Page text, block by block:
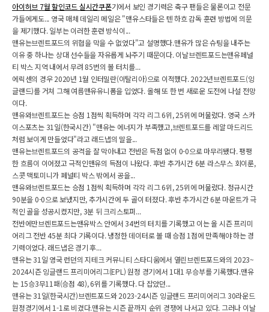
아이허브 7월 할인코드 실시간쿠폰기에서 보인 경기력은 축구 팬들은 물론이고 전문
가들에게도... 영국 매체 데일리 메일은 "맨유스타들은 텐 하흐 감독 훈련 방법에 의문
을 제기했다. 일부는 이러한 훈련 방식이...
맨유는브렌트포드의 위협을 막을 수 없었다"고 설명했다.맨유가 많은 슈팅을 내주는
이유 중 하나는 상대 선수들을 자유롭게 놔주기 때문이다. 이날브렌트포드는맨유페널
티 박스 지역 내에서 무려 85번의 볼 터치를...
에릭센의 경우 2020년 1월 인터밀란(이탈리아)으로 이적했다. 2022년브렌트포드(잉
글랜드)를 거쳐 그해 여름맨유유니폼을 입었다. 올해 또 한 번 새로운 도전에 나설 전망
이다.
맨유와브렌트포드는 승점 1점씩 획득하며 각각 리그 6위, 25위에 머물렀다. 영국 스카
이스포츠는 31일(한국시간) "맨유는 에너지가 부족했고,브렌트포드를 레알 마드리드
처럼 보이게 만들었다"라고 래드냅의 말을...
맨유는브렌트포드의 공격을 잘 막아내고 전반은 득점 없이 0-0으로 마무리됐다. 팽팽
한 흐름이 이어졌고 극적인맨유의 득점이 나왔다. 후반 추가시간 6분 라스무스 회이룬,
스콧 맥토미니가 페널티 박스 밖에서 공을...
맨유와브렌트포드는 승점 1점씩 획득하며 각각 리그 6위, 25위에 머물렀다. 정규시간
90분을 0-0으로 보냈지만, 추가시간에 두 골이 터졌다. 후반 추가시간 6분 마운트가 극
적인 골을 성공시켰지만, 3분 뒤 크리스토퍼...
전반에만브렌트포드는맨유박스 안에서 34번의 터치를 기록했고 이는 올 시즌 프리미
어리그 전반 45분 최다 기록이다. 냉정한 데이터로 볼 때 승점 1점에 만족해야 하는 경
기력이었다. 래드냅은 경기 후...
맨유는 31일 영국 런던의 지테크 커뮤니티 스타디움에서 열린브렌트포드와의 2023~
2024시즌 잉글랜드 프리미어리그(EPL) 원정 경기에서 1대1 무승부를 기록했다.맨유
는 15승3무11패(승점 48), 6위를 기록했다. 다 잡았던...
맨유는 31일(한국시간)브렌트포드와 2023-24시즌 잉글랜드 프리미어리그 30라운드
원정경기에서 1-1로 비겼다.맨유는 시즌 끝까지 순위 경쟁에 나서고 있다. 그러나 이날